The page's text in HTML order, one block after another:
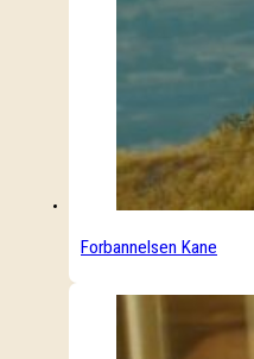
Forbannelsen Kane